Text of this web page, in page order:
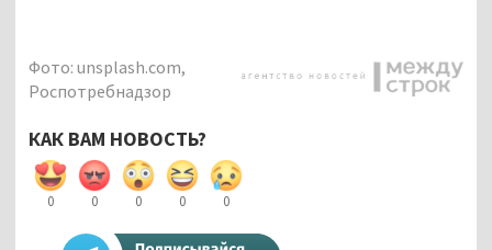
Фото: unsplash.com,
Роспотребнадзор
КАК ВАМ НОВОСТЬ?
0 0 0 0 0